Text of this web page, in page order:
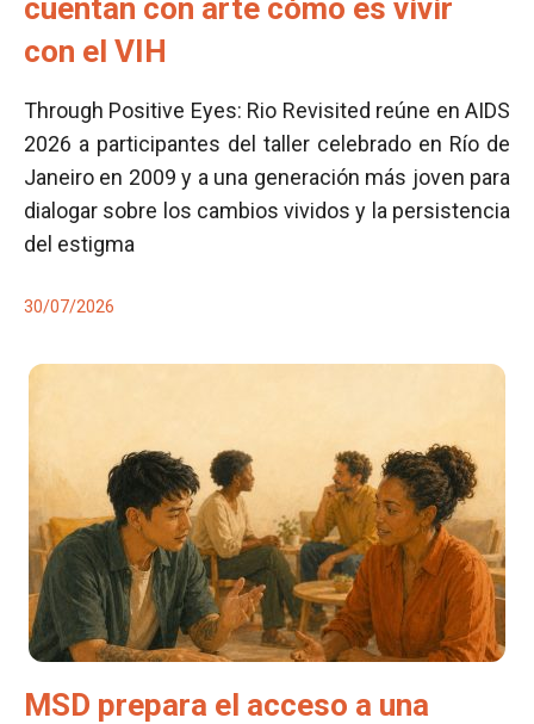
cuentan con arte cómo es vivir
con el VIH
Through Positive Eyes: Rio Revisited reúne en AIDS
2026 a participantes del taller celebrado en Río de
Janeiro en 2009 y a una generación más joven para
dialogar sobre los cambios vividos y la persistencia
del estigma
30/07/2026
MSD prepara el acceso a una